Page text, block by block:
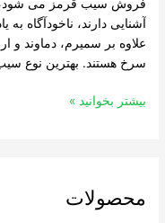
فروش سیب قرمز می شود،
آشنایی دارند، ناخودآگاه
علاوه بر سمیرم، دماوند و
سرخ هستند. بهترین نوع
بیشتر بخوانید »
محصولات